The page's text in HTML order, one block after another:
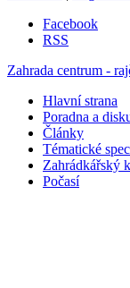
Facebook
RSS
Zahrada centrum -
Hlavní strana
Poradna a
Články
Tématické
Zahrádkářský
Počasí